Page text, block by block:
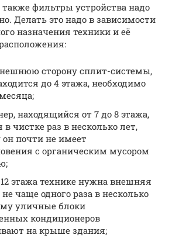
также фильтры устройства надо
Делать это надо в зависимости
назначения техники и её
сторону сплит-системы,
до 4 этажа, необходимо
находящийся от 7 до 8 этажа,
чистке раз в несколько лет,
он почти не имеет
с органическим мусором
этажа технике нужна внешняя
чаще одного раза в несколько
уличные блоки
кондиционеров
на крыше здания;